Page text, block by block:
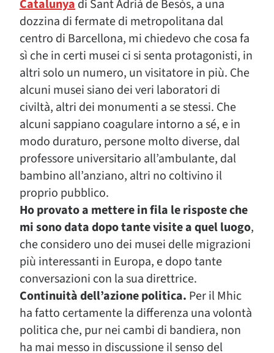
Catalunyadi Sant Adrià de Besòs, a una
dozzina di fermate di metropolitana dal
centro di Barcellona, mi chiedevo che cosa fa
sì che in certi musei ci si senta protagonisti, in
altri solo un numero, un visitatore in più. Che
alcuni musei siano dei veri laboratori di
civiltà, altri dei monumenti a se stessi. Che
alcuni sappiano coagulare intorno a sé, e in
modo duraturo, persone molto diverse, dal
professore universitario all’ambulante, dal
bambino all’anziano, altri no coltivino il
proprio pubblico.
Ho provato a mettere in fila le risposte che
mi sono data dopo tante visite a quel luogo,
che considero uno dei musei delle migrazioni
più interessanti in Europa, e dopo tante
conversazioni con la sua direttrice.
Continuità dell’azione politica. Per il Mhic
ha fatto certamente la differenza una volontà
politica che, pur nei cambi di bandiera, non
ha mai messo in discussione il senso del